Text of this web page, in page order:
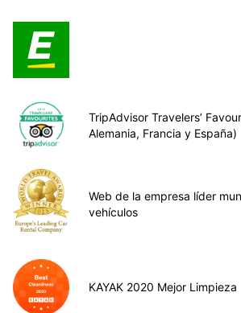
TripAdvisor Travelers’
Alemania, Francia y España)
Web de la empresa líder
vehículos
KAYAK 2020 Mejor Limpieza